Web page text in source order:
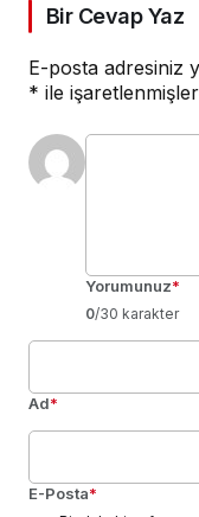
Bir Cevap Yaz
E-posta adresiniz
* ile
Yorumunuz*
0/30 karakter
Ad*
E-Posta*